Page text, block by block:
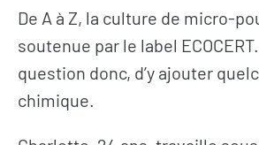
De A à Z, la culture de micro-
soutenue par le label
question donc, d’y ajouter
chimique.